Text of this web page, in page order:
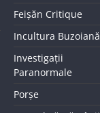
Feișăn Critique
Incultura Buzoiană
Investigații
Paranormale
Porșe